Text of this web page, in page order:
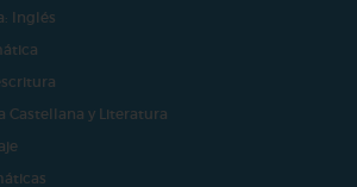
Inglés
Castellana y Literatura